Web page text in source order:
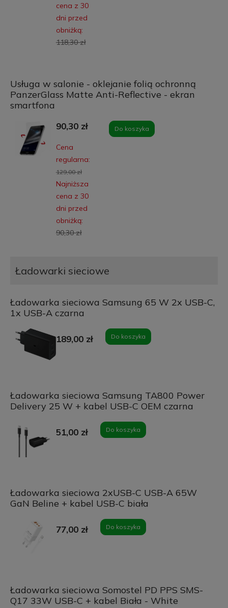
cena z 30
dni przed
obniżką:
118,30 zł
Usługa w salonie - oklejanie folią ochronną
PanzerGlass Matte Anti-Reflective - ekran
smartfona
90,30 zł
Cena
regularna:
129,00 zł
Najniższa
cena z 30
dni przed
obniżką:
90,30 zł
Do koszyka
Ładowarki sieciowe
Ładowarka sieciowa Samsung 65 W 2x USB-C,
1x USB-A czarna
189,00 zł Do koszyka
Ładowarka sieciowa Samsung TA800 Power
Delivery 25 W + kabel USB-C OEM czarna
51,00 zł Do koszyka
Ładowarka sieciowa 2xUSB-C USB-A 65W
GaN Beline + kabel USB-C biała
77,00 zł Do koszyka
Ładowarka sieciowa Somostel PD PPS SMS-
Q17 33W USB-C + kabel Biała - White